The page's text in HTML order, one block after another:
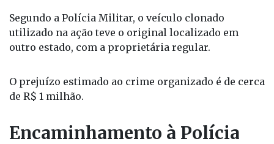
Segundo a Polícia Militar, o veículo clonado
utilizado na ação teve o original localizado em
outro estado, com a proprietária regular.
O prejuízo estimado ao crime organizado é de cerca
de R$ 1 milhão.
Encaminhamento à Polícia